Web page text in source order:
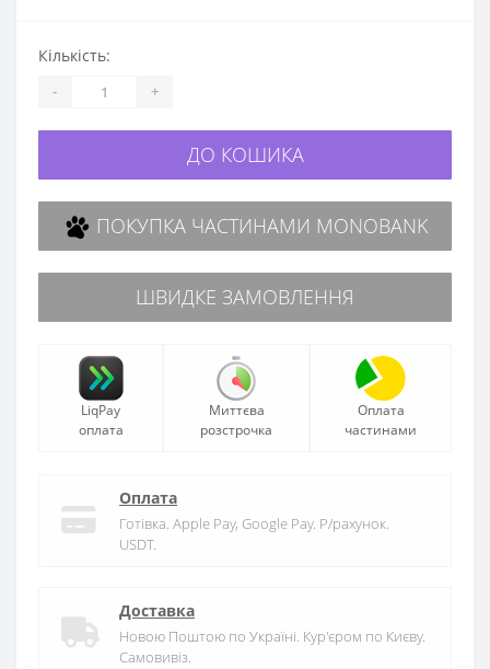
Кількість:
- +
ДО КОШИКА
ПОКУПКА ЧАСТИНАМИ MONOBANK
ШВИДКЕ ЗАМОВЛЕННЯ
LiqPay
оплата
Миттєва
розстрочка
Оплата
частинами
Оплата
Готівка. Apple Pay, Google Pay. Р/рахунок.
USDT.
Доставка
Новою Поштою по Україні. Кур'єром по Києву.
Самовивіз.